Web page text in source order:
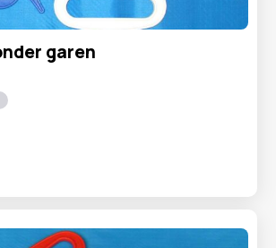
garen